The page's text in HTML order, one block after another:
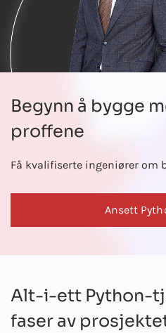
Begynn å bygge
proffene
Få kvalifiserte ingeniører om
Ansett
Alt-i-ett Python-
faser av